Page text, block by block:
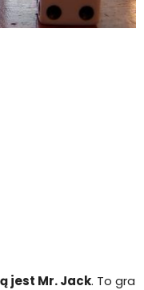
jest Mr. Jack. To gra